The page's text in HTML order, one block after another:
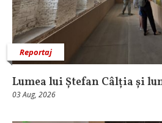
Reportaj
Lumea lui Ștefan Câlția și
03 Aug, 2026